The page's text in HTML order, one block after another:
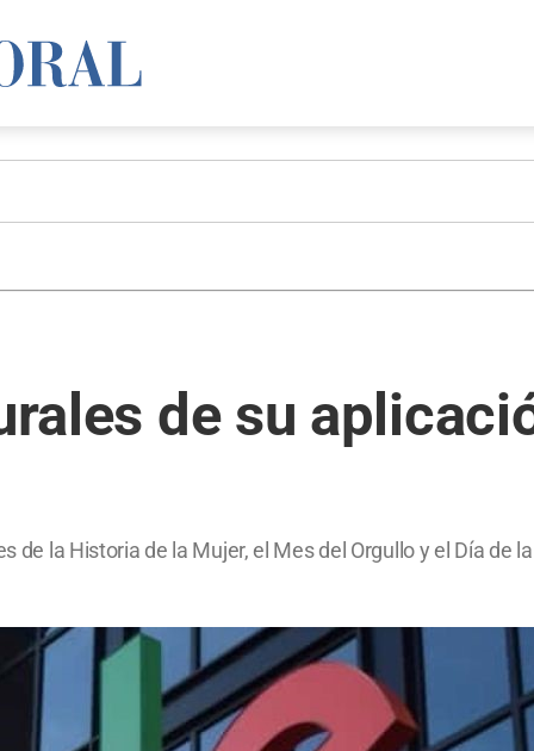
de su
de la Historia de la Mujer, el Mes del Orgullo y el Día de